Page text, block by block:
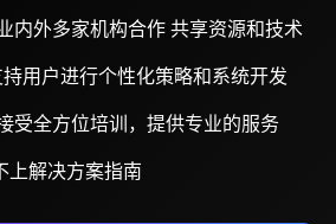
内外多家机构合作 共享资源和技术
用户进行个性化策略和系统开发
受全方位培训，提供专业的服务
上解决方案指南